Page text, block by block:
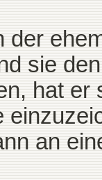
der
sie
hat er
an